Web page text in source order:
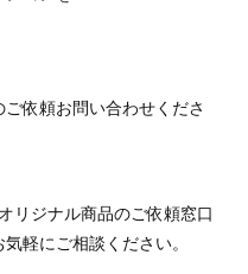
依頼お問い合わせくださ
リジナル商品のご依頼窓口
軽にご相談ください。